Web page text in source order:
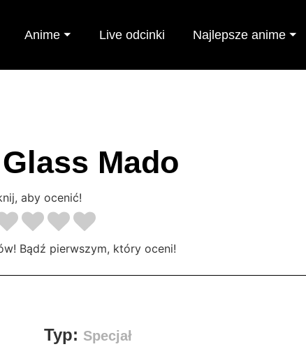
Anime ⏷ Live odcinki Najlepsze anime ⏷
Mado
aby ocenić!
Bądź pierwszym, który oceni!
Typ: Specjał